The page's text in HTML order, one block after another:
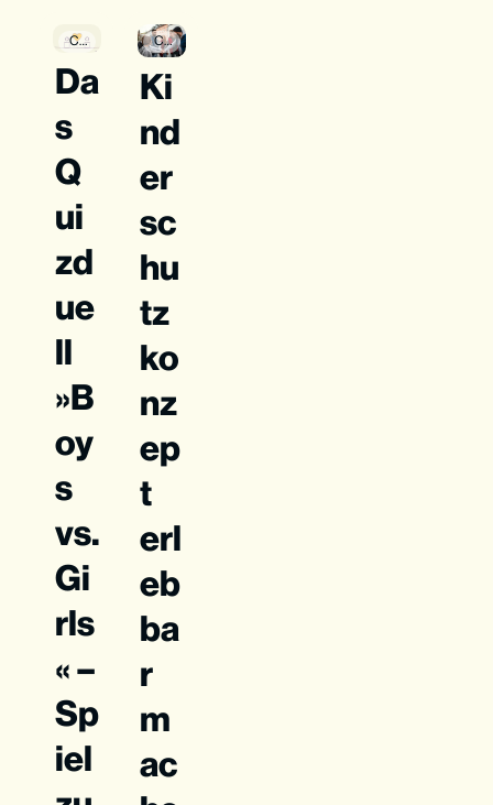
Community
Da
s
Q
ui
zd
ue
ll
»B
oy
s
vs.
Gi
rls
« –
Sp
iel
Community
Ki
nd
er
sc
hu
tz
ko
nz
ep
t
erl
eb
ba
r
m
ac